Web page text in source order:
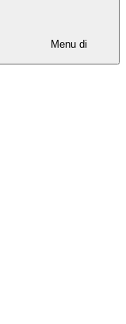
Menu di